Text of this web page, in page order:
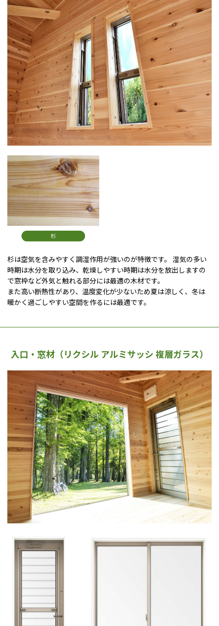
杉
杉は空気を含みやすく調湿作用が強いのが特徴です。 湿気の多い
時期は水分を取り込み、乾燥しやすい時期は水分を放出しますの
で窓枠など外気と触れる部分には最適の木材です。
また高い断熱性があり、温度変化が少ないため夏は涼しく、冬は
暖かく過ごしやすい空間を作るには最適です。
入口・窓材（リクシル アルミサッシ 複層ガラス）